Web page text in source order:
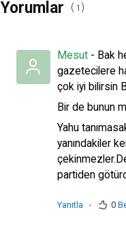
Yorumlar ( 1 )
Mesut - Bak
gazetecilere
çok iyi bilirsin
Bir de bunun
Yahu
yanındakiler
partiden
Yanıtla . 0